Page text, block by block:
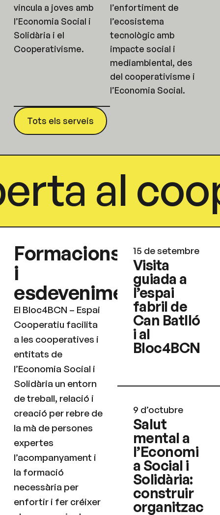
Tots els serveis
vincula a joves amb
l’Economia Social i
Solidària i el
Cooperativisme.
l’enfortiment de
l’ecosistema
tecnològic amb
impacte social i
mediambiental, des
del cooperativisme i
l’Economia Social.
al
Formacions
i
esdeveniments
El Bloc4BCN – Espai
Cooperatiu facilita
a les cooperatives i
entitats de
l’Economia Social i
Solidària un entorn
de treball, relació i
creació per rebre de
la mà de persones
expertes
l’acompanyament i
la formació
necessària per
enfortir i fer créixer
15 de setembre
Visita
guiada a
l’espai
fabril de
Can Batlló
i al
Bloc4BCN
9 d’octubre
Salut
mental a
l’Economi
a Social i
Solidària:
construir
organitzac